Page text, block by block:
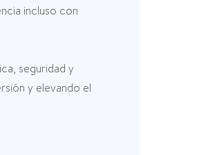
incluso con
seguridad y
y elevando el